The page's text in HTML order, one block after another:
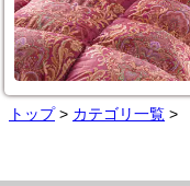
トップ> カテゴリ一覧 >